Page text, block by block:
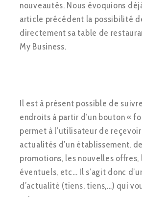
nouveautés. Nous évoquions
article précédent la possibilité
directement sa table de
My Business.
Il est à présent possible de
endroits à partir d’un bouton «
permet à l’utilisateur de
actualités d’un établissement,
promotions, les nouvelles offres,
éventuels, etc… Il s’agit donc
d’actualité (tiens, tiens,…) qui